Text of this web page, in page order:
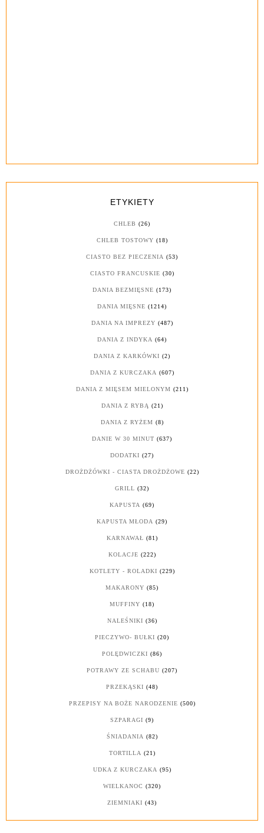
ETYKIETY
CHLEB (26)
CHLEB TOSTOWY (18)
CIASTO BEZ PIECZENIA (53)
CIASTO FRANCUSKIE (30)
DANIA BEZMIĘSNE (173)
DANIA MIĘSNE (1214)
DANIA NA IMPREZY (487)
DANIA Z INDYKA (64)
DANIA Z KARKÓWKI (2)
DANIA Z KURCZAKA (607)
DANIA Z MIĘSEM MIELONYM (211)
DANIA Z RYBĄ (21)
DANIA Z RYŻEM (8)
DANIE W 30 MINUT (637)
DODATKI (27)
DROŻDŻÓWKI - CIASTA DROŻDŻOWE (22)
GRILL (32)
KAPUSTA (69)
KAPUSTA MŁODA (29)
KARNAWAŁ (81)
KOLACJE (222)
KOTLETY - ROLADKI (229)
MAKARONY (85)
MUFFINY (18)
NALEŚNIKI (36)
PIECZYWO- BUŁKI (20)
POLĘDWICZKI (86)
POTRAWY ZE SCHABU (207)
PRZEKĄSKI (48)
PRZEPISY NA BOŻE NARODZENIE (500)
SZPARAGI (9)
ŚNIADANIA (82)
TORTILLA (21)
UDKA Z KURCZAKA (95)
WIELKANOC (320)
ZIEMNIAKI (43)